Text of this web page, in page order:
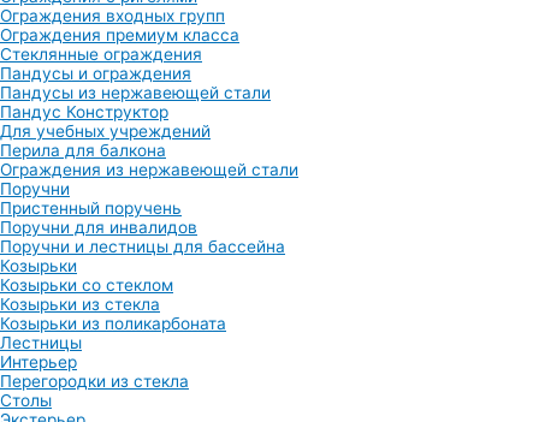
Ограждения входных групп
Ограждения премиум класса
Стеклянные ограждения
Пандусы и ограждения
Пандусы из нержавеющей стали
Пандус Конструктор
Для учебных учреждений
Перила для балкона
Ограждения из нержавеющей стали
Поручни
Пристенный поручень
Поручни для инвалидов
Поручни и лестницы для бассейна
Козырьки
Козырьки со стеклом
Козырьки из стекла
Козырьки из поликарбоната
Лестницы
Интерьер
Перегородки из стекла
Столы